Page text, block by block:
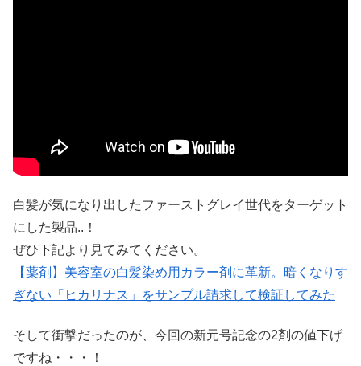
白髪が気になり出したファーストグレイ世代をターゲット
にした製品..！
ぜひ下記より見てみてください。
【薬剤】美容室の白髪染め用カラー剤に革新。暗くなりす
ぎない「ヒカリナス」をサンプル請求して検証してみた
そして衝撃だったのが、今回の新元号記念の2剤の値下げ
ですね・・・！